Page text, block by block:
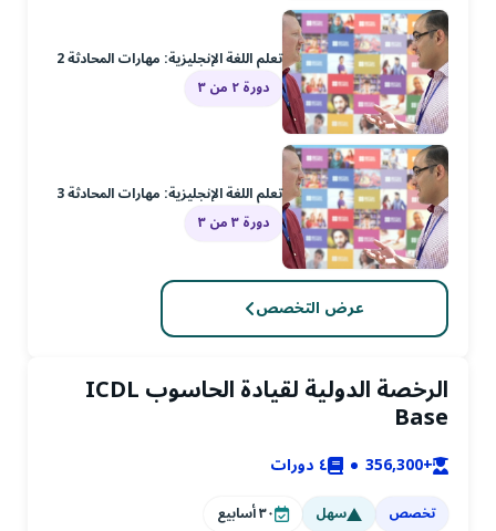
تعلم اللغة الإنجليزية: مهارات المحادثة 2
دورة ٢ من ٣
تعلم اللغة الإنجليزية: مهارات المحادثة 3
دورة ٣ من ٣
عرض التخصص
الرخصة الدولية لقيادة الحاسوب ICDL
Base
+356,300 ٤ دورات
تخصص سهل ٣٠أسابيع